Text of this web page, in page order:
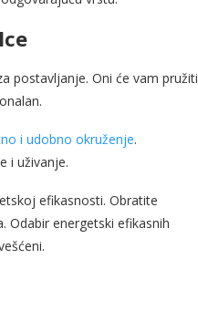
postavljanje. Oni će vam pružiti
i udobno okruženje.
i uživanje.
efikasnosti. Obratite
Odabir energetski efikasnih